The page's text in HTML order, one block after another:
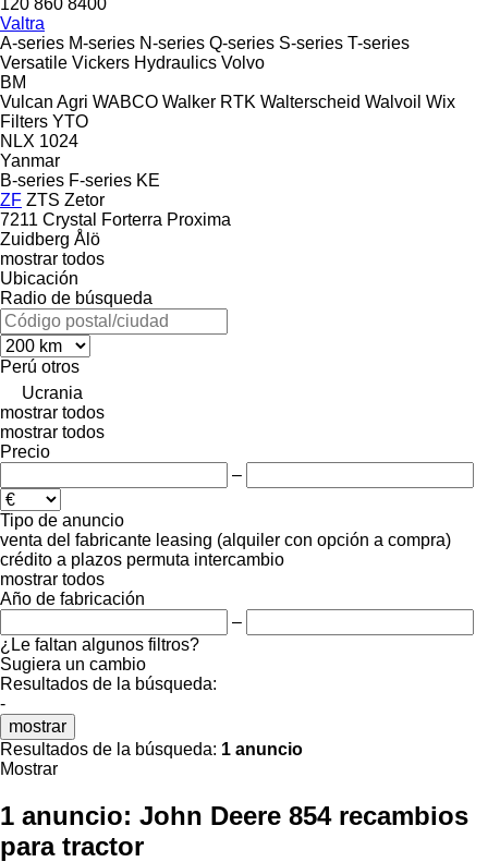
Valtra
A-series M-series N-series Q-series S-series T-series
Versatile Vickers Hydraulics Volvo
BM
Vulcan Agri WABCO Walker RTK Walterscheid Walvoil Wix
Filters YTO
NLX 1024
Yanmar
B-series F-series KE
ZF ZTS Zetor
7211 Crystal Forterra Proxima
Zuidberg Ålö
mostrar todos
Ubicación
Radio de búsqueda
Perú otros
Ucrania
mostrar todos
mostrar todos
Precio
–
Tipo de anuncio
venta del fabricante leasing (alquiler con opción a compra)
crédito a plazos permuta intercambio
mostrar todos
Año de fabricación
–
¿Le faltan algunos filtros?
Sugiera un cambio
Resultados de la búsqueda:
-
mostrar
Resultados de la búsqueda: 1 anuncio
Mostrar
1 anuncio: John Deere 854 recambios
para tractor